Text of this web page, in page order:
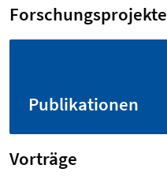
Forschungsprojekte
Publikationen
Vorträge